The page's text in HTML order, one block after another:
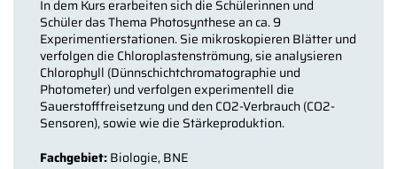
In dem Kurs erarbeiten sich die Schülerinnen und
Schüler das Thema Photosynthese an ca. 9
Experimentierstationen. Sie mikroskopieren Blätter und
verfolgen die Chloroplastenströmung, sie analysieren
Chlorophyll (Dünnschichtchromatographie und
Photometer) und verfolgen experimentell die
Sauerstofffreisetzung und den CO2-Verbrauch (CO2-
Sensoren), sowie wie die Stärkeproduktion.
Fachgebiet:Biologie, BNE